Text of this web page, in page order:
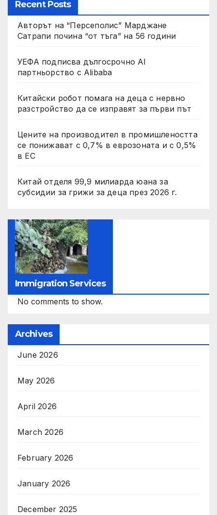
Recent Posts
Авторът на “Персеполис” Марджане
Сатрапи почина “от тъга” на 56 години
УЕФА подписва дългосрочно AI
партньорство с Alibaba
Китайски робот помага на деца с нервно
разстройство да се изправят за първи път
Цените на производител в промишлеността
се понижават с 0,7% в еврозоната и с 0,5%
в ЕС
Китай отделя 99,9 милиарда юана за
субсидии за грижи за деца през 2026 г.
Immigration Services
No comments to show.
Archives
June 2026
May 2026
April 2026
March 2026
February 2026
January 2026
December 2025